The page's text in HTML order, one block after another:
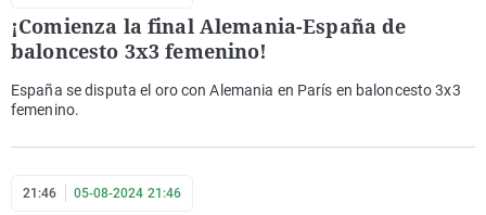
¡Comienza la final Alemania-España de
baloncesto 3x3 femenino!
España se disputa el oro con Alemania en París en baloncesto 3x3
femenino.
21:46 05-08-2024 21:46